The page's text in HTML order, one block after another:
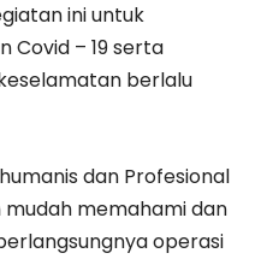
ini untuk
Covid – 19 serta
berlalu
dan Profesional
memahami dan
operasi